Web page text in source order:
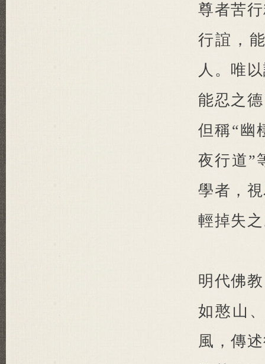
尊者苦
行誼，
人。唯
能忍之
但稱“幽
夜行道”
學者，
輕掉失
明代佛
如憨山
風，傳